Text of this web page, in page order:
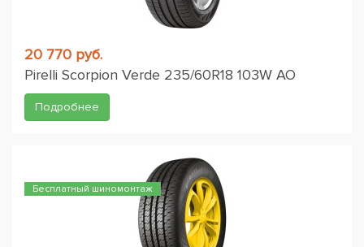
20 770 руб.
Pirelli Scorpion Verde 235/60R18 103W AO
Подробнее
Бесплатный шиномонтаж